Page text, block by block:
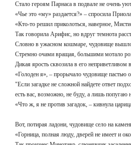
Стало героям Парнаса в подвале не очень
«Чье это «му» раздается?» – спросила
«Кто-то решил приколоться, наверное,
Так говорила Арифис, но вдруг темнота
Словно в ужасном кошмаре, чудовище
Стремно очами вращая, большими мотало
Дикая ярость сквозила в его неприветливом
«Голоден я», – прорычало чудовище пастью
"Если загадке не сложной найдете ответ
есть вас, возможно, не буду, а лишь
«Что ж, я не против загадок, – кивнула
Вот, потирая ладони, чудовище село на
«Горница, полная люду, дверей не имеет и